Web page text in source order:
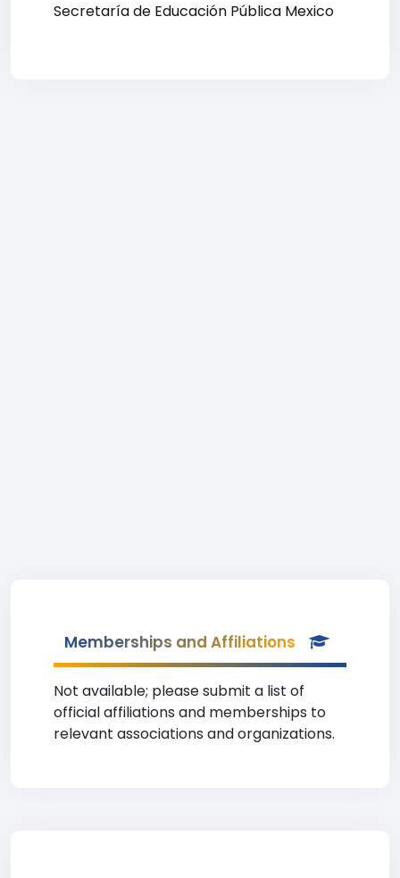
Secretaría de Educación Pública Mexico
Memberships and Affiliations
Not available; please submit a list of
official affiliations and memberships to
relevant associations and organizations.